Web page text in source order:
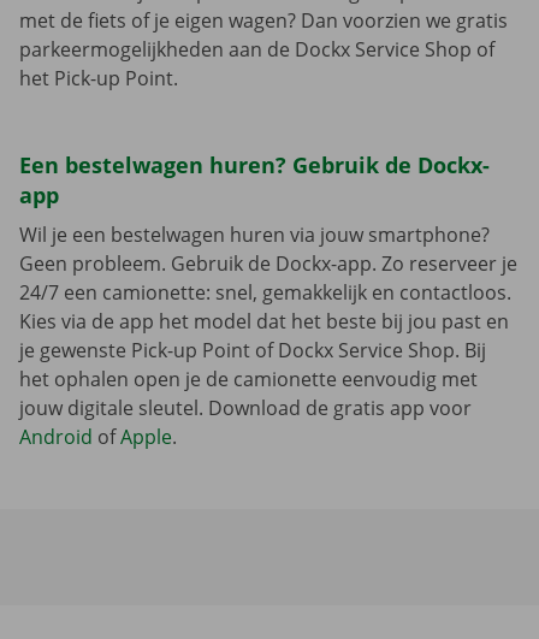
met de fiets of je eigen wagen? Dan voorzien we gratis
parkeermogelijkheden aan de Dockx Service Shop of
het Pick-up Point.
Een bestelwagen huren? Gebruik de Dockx-
app
Wil je een bestelwagen huren via jouw smartphone?
Geen probleem. Gebruik de Dockx-app. Zo reserveer je
24/7 een camionette: snel, gemakkelijk en contactloos.
Kies via de app het model dat het beste bij jou past en
je gewenste Pick-up Point of Dockx Service Shop. Bij
het ophalen open je de camionette eenvoudig met
jouw digitale sleutel. Download de gratis app voor
Android ofApple.